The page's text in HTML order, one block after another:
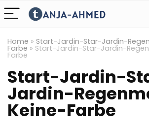
Home » Start-Jardin-Star-Jardin-
Farbe » Start-Jardin-Star-Jardin-
Farbe
Start-Jardin-
Jardin-
Keine-Farbe